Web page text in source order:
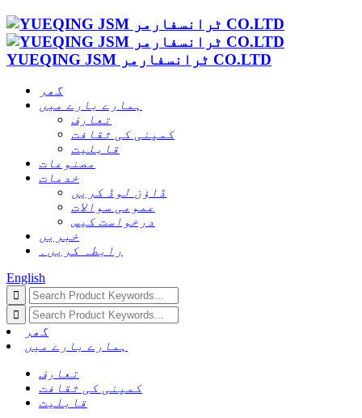
YUEQING JSM ٹرانسفارمر CO.LTD
گھر
ہمارے بارے میں
تعارف
کمپنی کی ثقافت
قابلیت
مصنوعات
خدمات
ڈاؤن لوڈ کریں
عمومی سوالات
درخواست کیس
خبریں
رابطہ کریں۔
English
گھر
ہمارے بارے میں
تعارف
کمپنی کی ثقافت
قابلیت